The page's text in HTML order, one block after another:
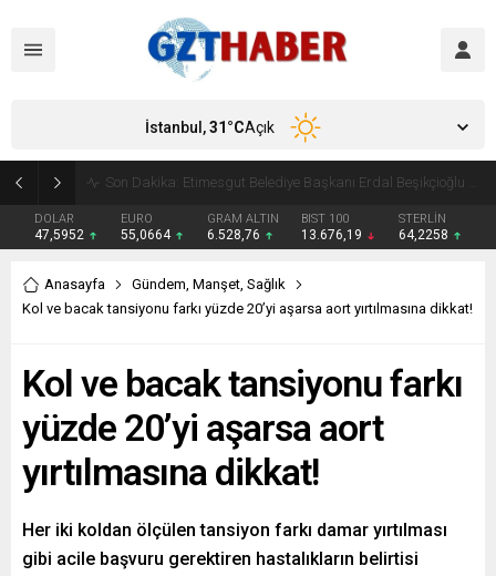
DOLAR
47,5952
EURO
55,0664
GRAM ALTIN
6.528,76
BIST 100
13.676,19
STERLİN
64,2258
İstanbul,31°CAçık
Anasayfa Gündem, Manşet, Sağlık
Kol ve bacak tansiyonu farkı yüzde 20’yi aşarsa aort yırtılmasına dikkat!
Kol ve bacak tansiyonu farkı
yüzde 20’yi aşarsa aort
yırtılmasına dikkat!
Her iki koldan ölçülen tansiyon farkı damar yırtılması
gibi acile başvuru gerektiren hastalıkların belirtisi